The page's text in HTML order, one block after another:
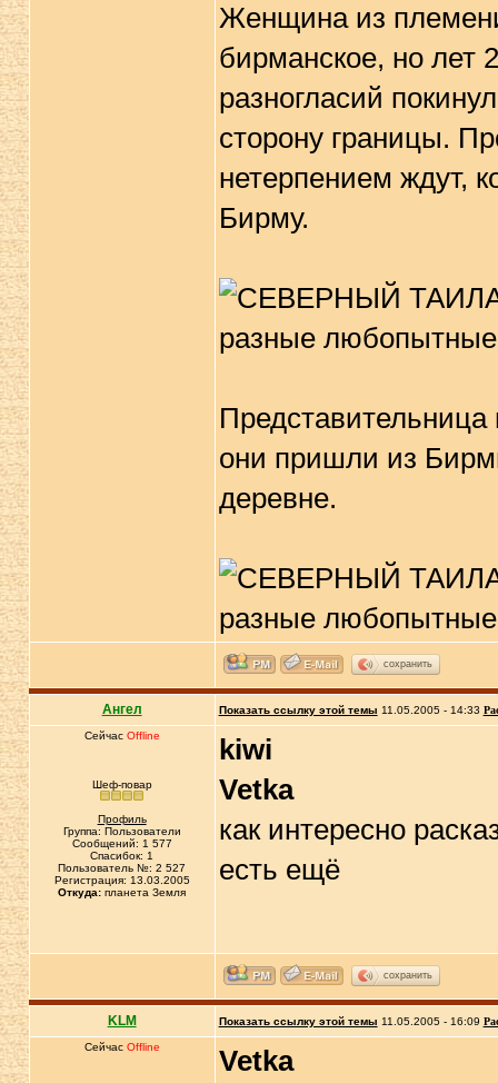
Женщина из
бирманское, но лет
разногласий
сторону границы.
нетерпением ждут,
Бирму.
они пришли из
деревне.
сохранить
Ангел Показать ссылку этой темы 11.05.2005 - 14:33
Сейчас Offline
Шеф-повар
Профиль
Группа: Пользователи
Сообщений: 1 577
Спасибок: 1
Пользователь №: 2 527
Регистрация: 13.03.2005
Откуда: планета Земля
kiwi
Vetka
как интересно
есть ещё
сохранить
KLM Показать ссылку этой темы 11.05.2005 - 16:09
Сейчас Offline
Vetka